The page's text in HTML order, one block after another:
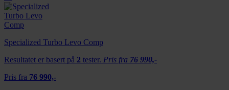
Specialized Turbo Levo Comp
Resultatet er basert på 2 tester. Pris fra 76 990,-
Pris fra 76 990,-